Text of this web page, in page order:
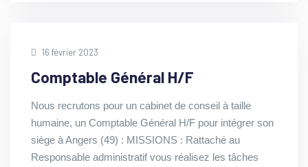
16 février 2023
Comptable Général H/F
Nous recrutons pour un cabinet de conseil à taille
humaine, un Comptable Général H/F pour intégrer son
siège à Angers (49) : MISSIONS : Rattaché au
Responsable administratif vous réalisez les tâches